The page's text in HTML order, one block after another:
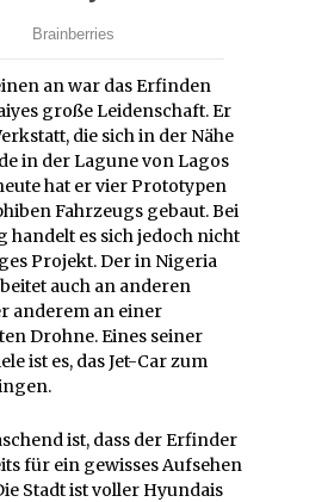
an war das Erfinden
große Leidenschaft. Er
die sich in der Nähe
in der Lagune von Lagos
hat er vier Prototypen
Fahrzeugs gebaut. Bei
handelt es sich jedoch nicht
Projekt. Der in Nigeria
auch an anderen
anderem an einer
Drohne. Eines seiner
ist es, das Jet-Car zum
ist, dass der Erfinder
für ein gewisses Aufsehen
Stadt ist voller Hyundais